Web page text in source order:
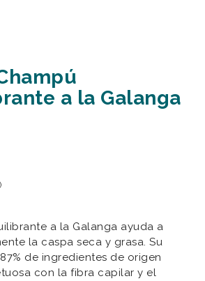
a la Galanga
a la Galanga ayuda a
la caspa seca y grasa. Su
de ingredientes de origen
con la fibra capilar y el